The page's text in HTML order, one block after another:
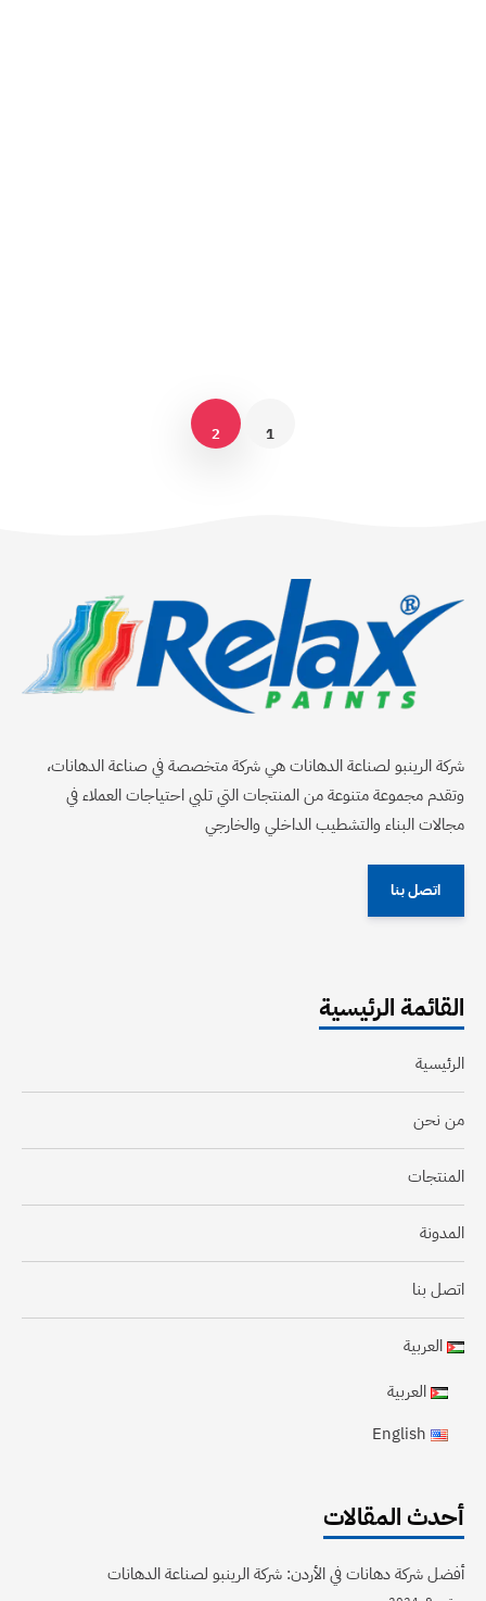
1
2
شركة الرينبو لصناعة الدهانات هي شركة متخصصة في صناعة الدهانات،
وتقدم مجموعة متنوعة من المنتجات التي تلبي احتياجات العملاء في
مجالات البناء والتشطيب الداخلي والخارجي
اتصل بنا
القائمة الرئيسية
الرئيسية
من نحن
المنتجات
المدونة
اتصل بنا
العربية
العربية
English
أحدث المقالات
أفضل شركة دهانات في الأردن: شركة الرينبو لصناعة الدهانات